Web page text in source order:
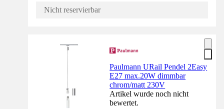
Nicht reservierbar
Paulmann URail Pendel 2Easy
E27 max.20W dimmbar
chrom/matt 230V
Artikel wurde noch nicht
bewertet.